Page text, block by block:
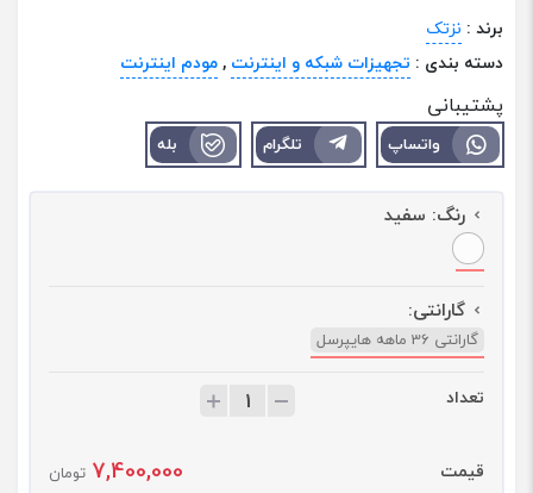
برند : نزتک
دسته بندی : تجهیزات شبکه و اینترنت ,مودم اینترنت
پشتیبانی
واتساپ تلگرام بله
رنگ: سفید
گارانتی:
گارانتی 36 ماهه هایپرسل
تعداد
قیمت 7,400,000 تومان